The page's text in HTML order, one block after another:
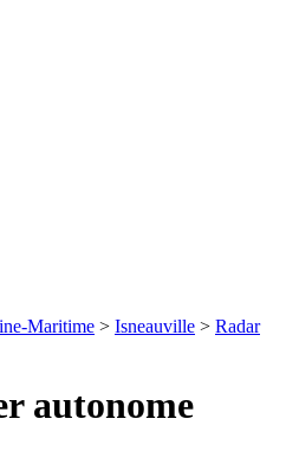
Maritime > Isneauville > Radar
autonome